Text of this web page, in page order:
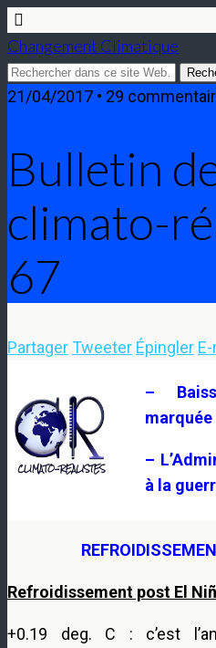
Changement Climatique
21/04/2017 • 29
Bulletin
climato-
67
Partager Tweeter Épingler
–
marquée
–
à la
Refroidissement post El
+0.19 deg. C : c’est